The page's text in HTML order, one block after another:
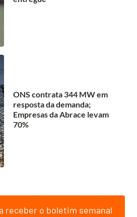
ONS contrata 344 MW em
resposta da demanda;
Empresas da Abrace levam
70%
receber o boletim semanal